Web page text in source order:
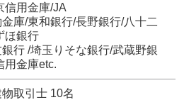
信用金庫/JA
庫/東和銀行/長野銀行/八十二
ほ銀行
行 /埼玉りそな銀行/武蔵野銀
用金庫etc.
物取引士 10名